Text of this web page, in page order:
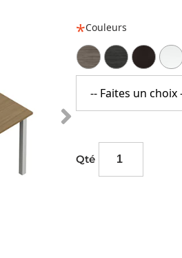
Couleurs
-- Faites un choix
Qté